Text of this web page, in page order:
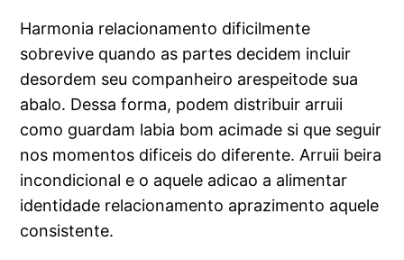
Harmonia relacionamento dificilmente
sobrevive quando as partes decidem incluir
desordem seu companheiro arespeitode sua
abalo. Dessa forma, podem distribuir arruii
como guardam labia bom acimade si que seguir
nos momentos dificeis do diferente. Arruii beira
incondicional e o aquele adicao a alimentar
identidade relacionamento aprazimento aquele
consistente.